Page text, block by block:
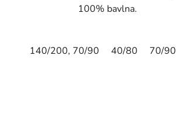
100% bavlna.
140/200, 70/90 40/80 70/90